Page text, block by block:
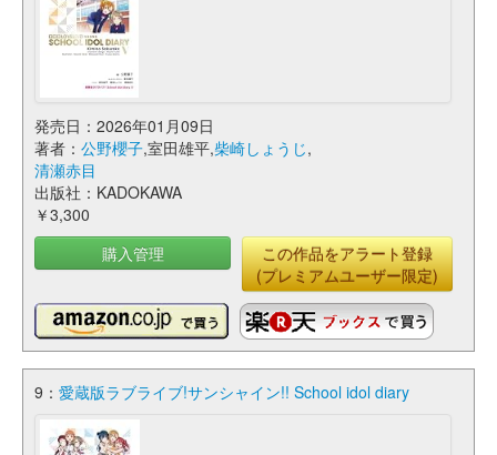
発売日：2026年01月09日
著者： 公野櫻子,室田雄平,柴崎しょうじ,
清瀬赤目
出版社：KADOKAWA
￥3,300
購入管理
この作品をアラート登録
(プレミアムユーザー限定)
9： 愛蔵版ラブライブ!サンシャイン!! School idol diary